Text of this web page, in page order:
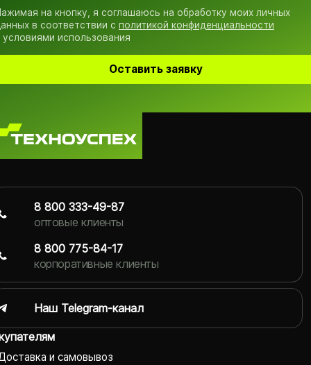
на кнопку, я соглашаюсь на обработку моих личных
в соответствии с политикой конфиденциальности
условиями использования
Оставить заявку
и самовывоз
8 800 333-49-87
оптовые клиенты
8 800 775-84-17
корпоративные клиенты
Наш Telegram-канал